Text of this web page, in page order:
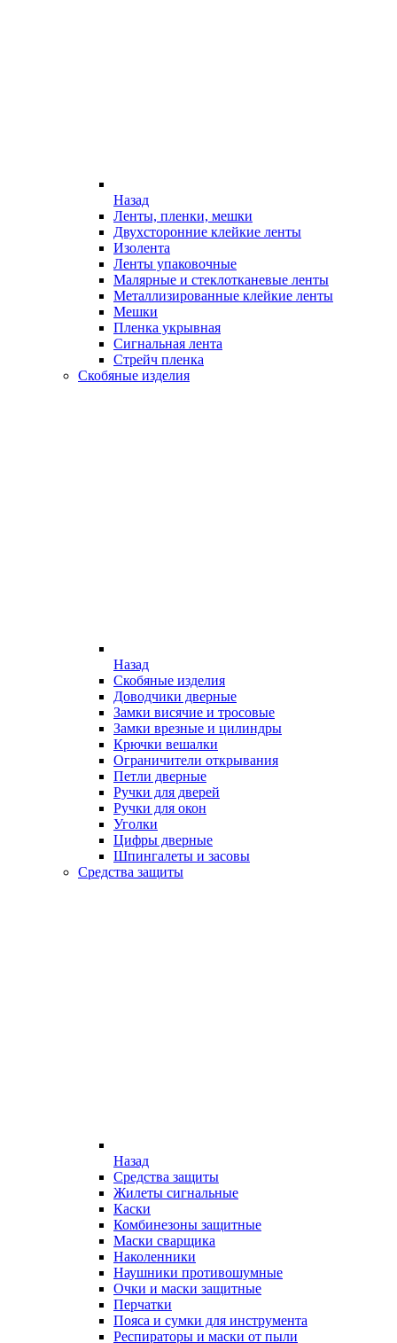
Назад
Ленты, пленки, мешки
Двухсторонние клейкие ленты
Изолента
Ленты упаковочные
Малярные и стеклотканевые ленты
Металлизированные клейкие ленты
Мешки
Пленка укрывная
Сигнальная лента
Стрейч пленка
Скобяные изделия
Назад
Скобяные изделия
Доводчики дверные
Замки висячие и тросовые
Замки врезные и цилиндры
Крючки вешалки
Ограничители открывания
Петли дверные
Ручки для дверей
Ручки для окон
Уголки
Цифры дверные
Шпингалеты и засовы
Средства защиты
Назад
Средства защиты
Жилеты сигнальные
Каски
Комбинезоны защитные
Маски сварщика
Наколенники
Наушники противошумные
Очки и маски защитные
Перчатки
Пояса и сумки для инструмента
Респираторы и маски от пыли